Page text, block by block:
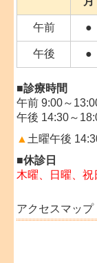
午前 ●
午後 ●
■診療時間
午前 9:00～
午後 14:30～
▲ 土曜午後 14:3
■休診日
木曜、日曜、祝
アクセスマップ